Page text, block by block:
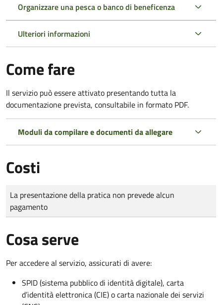
Organizzare una pesca o banco di beneficenza
Ulteriori informazioni
Come fare
Il servizio può essere attivato presentando tutta la
documentazione prevista, consultabile in formato PDF.
Moduli da compilare e documenti da allegare
Costi
Tipo di pagamento
Importo
La presentazione della pratica non prevede alcun
pagamento
Cosa serve
Per accedere al servizio, assicurati di avere:
SPID (sistema pubblico di identità digitale), carta
d’identità elettronica (CIE) o carta nazionale dei servizi